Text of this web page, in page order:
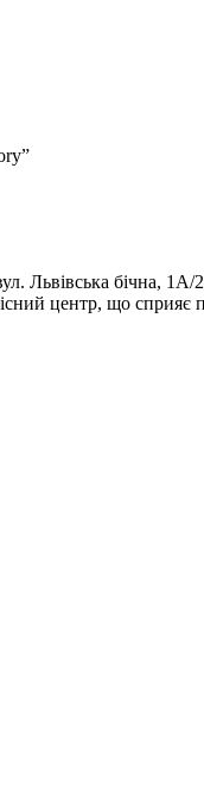
Львівська бічна, 1А/
центр, що сприяє